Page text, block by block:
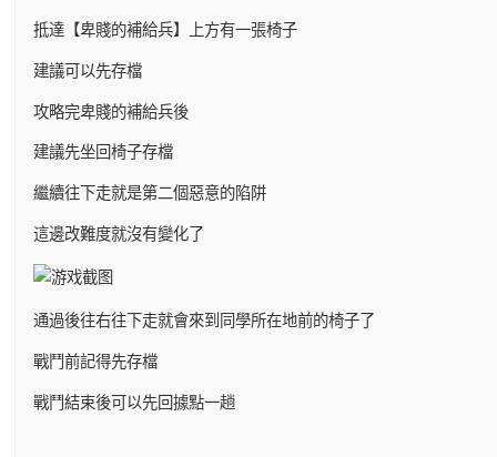
抵達【卑賤的補給兵】上方有一張椅子
建議可以先存檔
攻略完卑賤的補給兵後
建議先坐回椅子存檔
繼續往下走就是第二個惡意的陷阱
這邊改難度就沒有變化了
通過後往右往下走就會來到同學所在地前的椅子了
戰鬥前記得先存檔
戰鬥結束後可以先回據點一趟